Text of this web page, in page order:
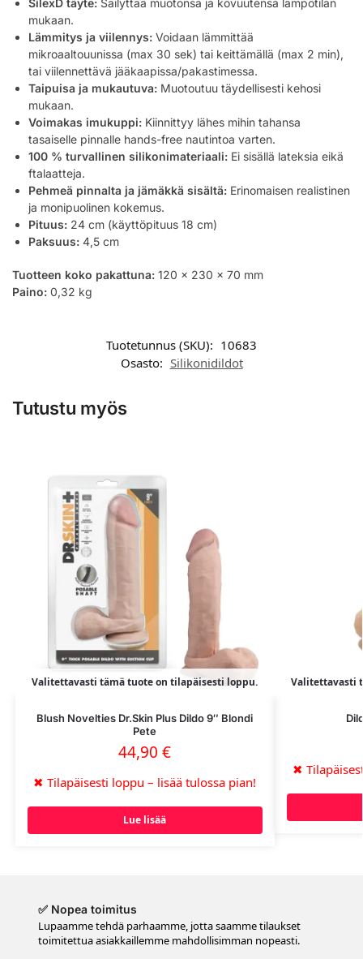
SilexD täyte: Säilyttää muotonsa ja kovuutensa lämpötilan
mukaan.
Lämmitys ja viilennys: Voidaan lämmittää
mikroaaltouunissa (max 30 sek) tai keittämällä (max 2 min),
tai viilennettävä jääkaapissa/pakastimessa.
Taipuisa ja mukautuva: Muotoutuu täydellisesti kehosi
mukaan.
Voimakas imukuppi: Kiinnittyy lähes mihin tahansa
tasaiselle pinnalle hands-free nautintoa varten.
100 % turvallinen silikonimateriaali: Ei sisällä lateksia eikä
ftalaatteja.
Pehmeä pinnalta ja jämäkkä sisältä: Erinomaisen realistinen
ja monipuolinen kokemus.
Pituus: 24 cm (käyttöpituus 18 cm)
Paksuus: 4,5 cm
Tuotteen koko pakattuna: 120 x 230 x 70 mm
Paino: 0,32 kg
Tuotetunnus (SKU): 10683
Osasto: Silikonidildot
Tutustu myös
Valitettavasti tämä tuote on tilapäisesti loppu.
Blush Novelties Dr.Skin Plus Dildo 9″ Blondi
Pete
44,90€
✖ Tilapäisesti loppu – lisää tulossa pian!
Lue lisää
Valitettavasti
✖
✅ Nopea toimitus
Lupaamme tehdä parhaamme, jotta saamme tilaukset
toimitettua asiakkaillemme mahdollisimman nopeasti.